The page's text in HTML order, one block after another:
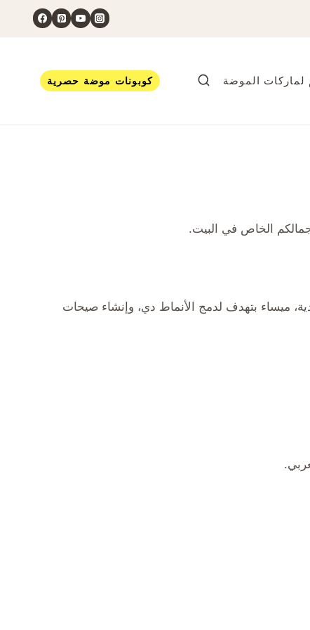
الموضة كوبونات موضة حصرية
الخاص في البيت.
ميساء بتهدف لدمج الأنماط دي، وإنشاء صيحات